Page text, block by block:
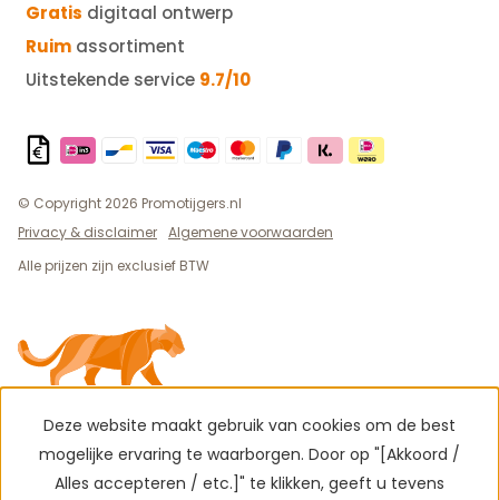
Gratis digitaal ontwerp
Ruim assortiment
Uitstekende service 9.7/10
© Copyright 2026 Promotijgers.nl
Privacy & disclaimer Algemene voorwaarden
Alle prijzen zijn exclusief BTW
Deze website maakt gebruik van cookies om de best
mogelijke ervaring te waarborgen. Door op "[Akkoord /
Alles accepteren / etc.]" te klikken, geeft u tevens